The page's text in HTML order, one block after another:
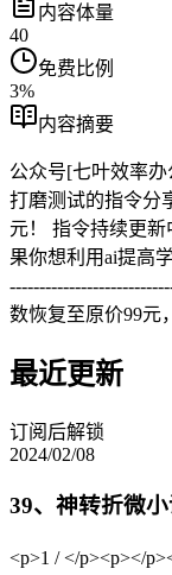
内容体量
40
免费比例
3%
内容摘要
公众号[七叶效率
打磨测试的指令分
元！ 指令持续更
果你想利用ai提高
数恢复至原价99元
最近更新
订阅后解锁
2024/02/08
39、神转折微
<p>1 / </p><p></